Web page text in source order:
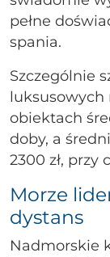
pełne
spania.
Szczególnie
luksusowych
obiektach
doby, a
2300 zł, przy
Morze
dystans
Nadmorskie